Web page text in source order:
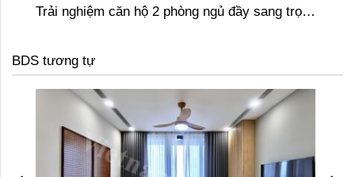
Trải nghiệm căn hộ 2 phòng ngủ đầy sang trọng ở Vinhome Gardenia
BDS tương tự